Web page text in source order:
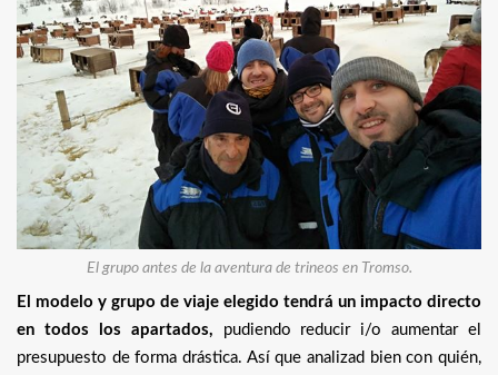
El grupo antes de la aventura de trineos en Tromso.
El modelo y grupo de viaje elegido tendrá un impacto directo
en todos los apartados, pudiendo reducir i/o aumentar el
presupuesto de forma drástica. Así que analizad bien con quién,